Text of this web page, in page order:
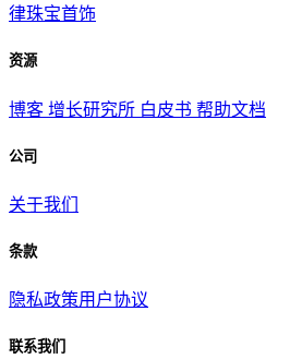
律珠宝首饰
资源
博客 增长研究所 白皮书 帮助文档
公司
关于我们
条款
隐私政策用户协议
联系我们